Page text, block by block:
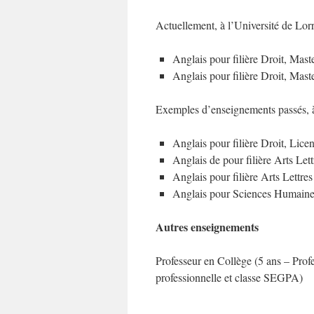
Actuellement, à l’Université de
Anglais pour filière Droit,
Anglais pour filière Droit,
Exemples d’enseignements
Anglais pour filière Droit,
Anglais de pour filière Arts
Anglais pour filière Arts
Anglais pour Sciences
Autres enseignements
Professeur en Collège (5 ans –
professionnelle et classe SEGPA)